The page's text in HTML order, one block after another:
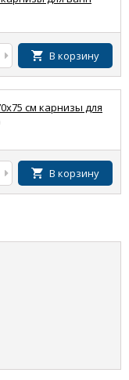
В корзину
см карнизы для
В корзину